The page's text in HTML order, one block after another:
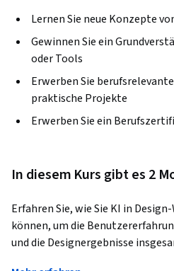
Lernen Sie neue Konzepte
Gewinnen Sie ein
oder Tools
Erwerben Sie
praktische Projekte
Erwerben Sie ein
In diesem Kurs gibt es 2
Erfahren Sie, wie Sie KI in
können, um die
und die Designergebnisse
Die Kombination von KI und